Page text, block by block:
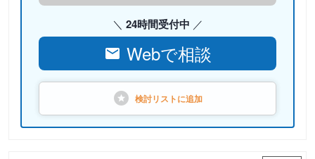
24時間受付中
Webで相談
検討リストに追加